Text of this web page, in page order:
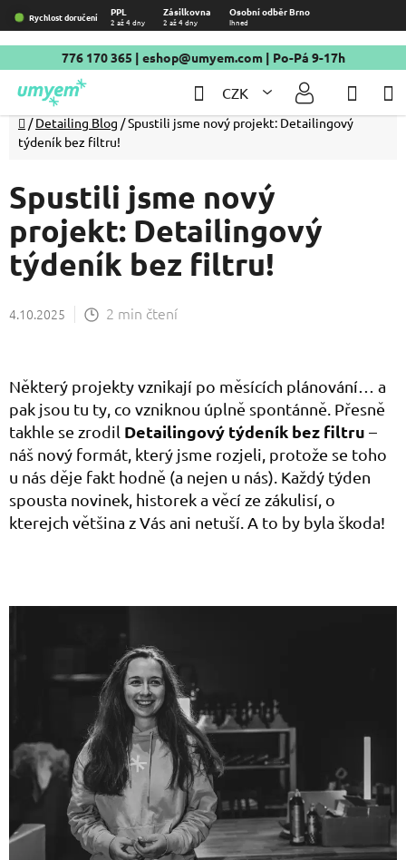
Přejít
na
obsah
Rychlost doručení PPL Zásilkovna Osobní odběr Brno
2 až 4 dny 2 až 4 dny Ihned
776 170 365 | eshop@umyem.com| Po-Pá 9-17h
CZK
Hledat
Domů
/ Detailing Blog /Spustili jsme nový projekt: Detailingový
týdeník bez filtru!
Spustili jsme nový
projekt: Detailingový
týdeník bez filtru!
4.10.2025 2 min čtení
Některý projekty vznikají po měsících plánování… a
pak jsou tu ty, co vzniknou úplně spontánně. Přesně
takhle se zrodil Detailingový týdeník bez filtru –
náš nový formát, který jsme rozjeli, protože se toho
u nás děje fakt hodně (a nejen u nás). Každý týden
spousta novinek, historek a věcí ze zákulisí, o
kterejch většina z Vás ani netuší. A to by byla škoda!